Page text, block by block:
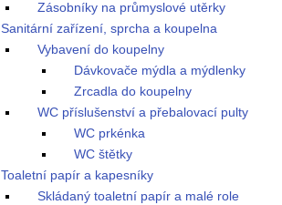
Zásobníky na průmyslové utěrky
Sanitární zařízení, sprcha a koupelna
Vybavení do koupelny
Dávkovače mýdla a mýdlenky
Zrcadla do koupelny
WC příslušenství a přebalovací pulty
WC prkénka
WC štětky
Toaletní papír a kapesníky
Skládaný toaletní papír a malé role